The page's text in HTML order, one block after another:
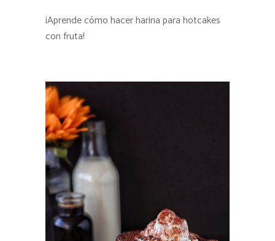
¡Aprende cómo hacer harina para hotcakes
con fruta!